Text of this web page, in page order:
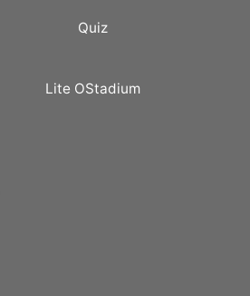
Quiz
Lite OStadium